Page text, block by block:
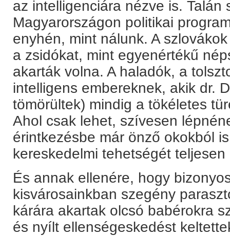
az intelligenciára nézve is. Talán
Magyarországon politikai
enyhén, mint nálunk. A
a zsidókat, mint egyenértékű
akarták volna. A haladók, a
intelligens embereknek, akik dr.
tömörültek) mindig a tökéletes
Ahol csak lehet, szívesen
érintkezésbe már önző okokból
kereskedelmi tehetségét teljesen
És annak ellenére, hogy
kisvárosainkban szegény
kárára akartak olcsó babérokra
és nyílt ellenségeskedést